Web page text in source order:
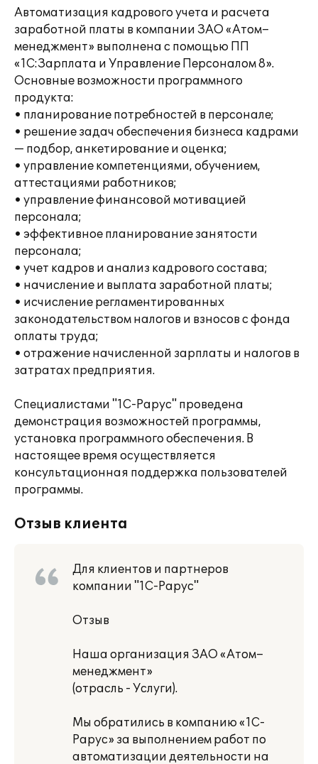
Автоматизация кадрового учета и расчета
заработной платы в компании ЗАО «Атом–
менеджмент» выполнена с помощью ПП
«1С:Зарплата и Управление Персоналом 8».
Основные возможности программного
продукта:
• планирование потребностей в персонале;
• решение задач обеспечения бизнеса кадрами
— подбор, анкетирование и оценка;
• управление компетенциями, обучением,
аттестациями работников;
• управление финансовой мотивацией
персонала;
• эффективное планирование занятости
персонала;
• учет кадров и анализ кадрового состава;
• начисление и выплата заработной платы;
• исчисление регламентированных
законодательством налогов и взносов с фонда
оплаты труда;
• отражение начисленной зарплаты и налогов в
затратах предприятия.
Специалистами "1С-Рарус" проведена
демонстрация возможностей программы,
установка программного обеспечения. В
настоящее время осуществляется
консультационная поддержка пользователей
программы.
Отзыв клиента
Для клиентов и партнеров
компании "1С-Рарус"
Отзыв
Наша организация ЗАО «Атом–
менеджмент»
(отрасль - Услуги).
Мы обратились в компанию «1С-
Рарус» за выполнением работ по
автоматизации деятельности на